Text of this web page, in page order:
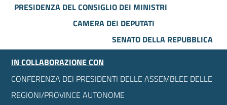
PRESIDENZA DEL CONSIGLIO DEI MINISTRI
CAMERA DEI DEPUTATI
SENATO DELLA REPUBBLICA
IN COLLABORAZIONE CON
CONFERENZA DEI PRESIDENTI DELLE ASSEMBLEE DELLE
REGIONI/PROVINCE AUTONOME